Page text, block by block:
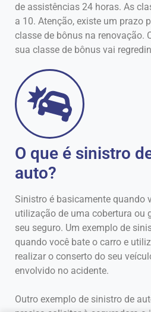
de assistências 24 horas. As
a 10. Atenção, existe um prazo
classe de bônus na renovação.
sua classe de bônus vai
O que é sinistro
auto?
Sinistro é basicamente quando
utilização de uma cobertura ou
seu seguro. Um exemplo de
quando você bate o carro e
realizar o conserto do seu
envolvido no acidente.
Outro exemplo de sinistro de